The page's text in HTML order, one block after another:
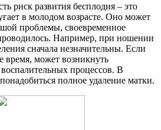
риск развития бесплодия – это
в молодом возрасте. Оно может
проблемы, своевременное
Например, при ношении
сначала незначительны. Если
время, может возникнуть
процессов. В
полное удаление матки.